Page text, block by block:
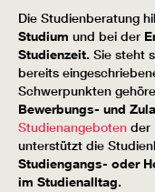
Die Studienberatung
Studium und bei der
Studienzeit. Sie steht
bereits
Schwerpunkten
Bewerbungs- und
Studienangeboten der
unterstützt die
Studiengangs- oder
im Studienalltag.